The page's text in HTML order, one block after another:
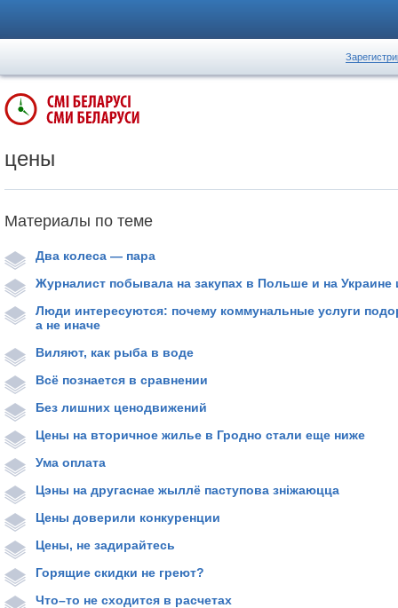
цены
Материалы по теме
Два колеса — пара
Журналист побывала на закупах в Польше и на
Люди интересуются: почему коммунальные услуги
а не иначе
Виляют, как рыба в воде
Всё познается в сравнении
Без лишних ценодвижений
Цены на вторичное жилье в Гродно стали еще ниже
Ума оплата
Цэны на другаснае жыллё паступова зніжаюцца
Цены доверили конкуренции
Цены, не задирайтесь
Горящие скидки не греют?
Что–то не сходится в расчетах